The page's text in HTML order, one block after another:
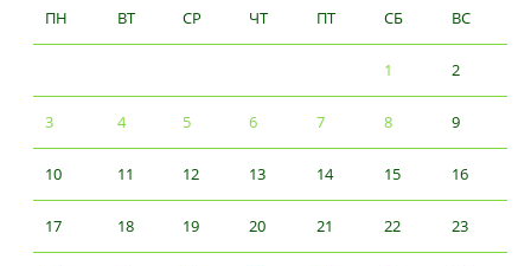
ПН
ВТ СР ЧТ ПТ СБ ВС
1 2
3 4 5 6 7 8 9
10 11 12 13 14 15 16
17 18 19 20 21 22 23